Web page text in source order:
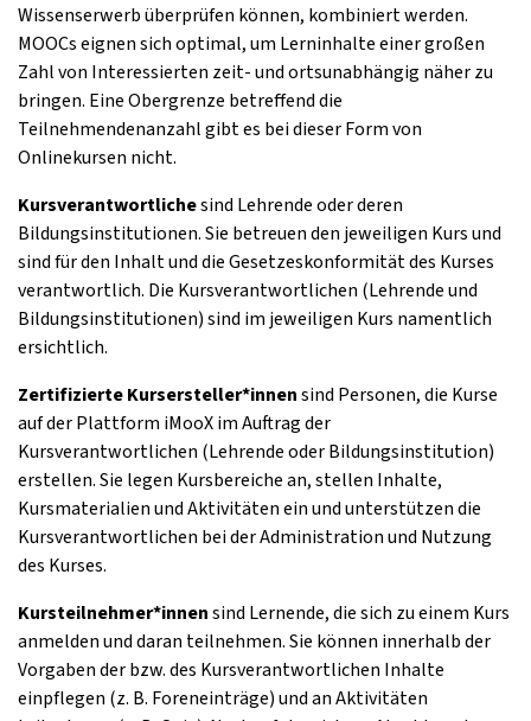
Wissenserwerb überprüfen können, kombiniert werden.
MOOCs eignen sich optimal, um Lerninhalte einer großen
Zahl von Interessierten zeit- und ortsunabhängig näher zu
bringen. Eine Obergrenze betreffend die
Teilnehmendenanzahl gibt es bei dieser Form von
Onlinekursen nicht.
Kursverantwortlichesind Lehrende oder deren
Bildungsinstitutionen. Sie betreuen den jeweiligen Kurs und
sind für den Inhalt und die Gesetzeskonformität des Kurses
verantwortlich. Die Kursverantwortlichen (Lehrende und
Bildungsinstitutionen) sind im jeweiligen Kurs namentlich
ersichtlich.
Zertifizierte Kursersteller*innensind Personen, die Kurse
auf der Plattform iMooX im Auftrag der
Kursverantwortlichen (Lehrende oder Bildungsinstitution)
erstellen. Sie legen Kursbereiche an, stellen Inhalte,
Kursmaterialien und Aktivitäten ein und unterstützen die
Kursverantwortlichen bei der Administration und Nutzung
des Kurses.
Kursteilnehmer*innensind Lernende, die sich zu einem Kurs
anmelden und daran teilnehmen. Sie können innerhalb der
Vorgaben der bzw. des Kursverantwortlichen Inhalte
einpflegen (z. B. Foreneinträge) und an Aktivitäten